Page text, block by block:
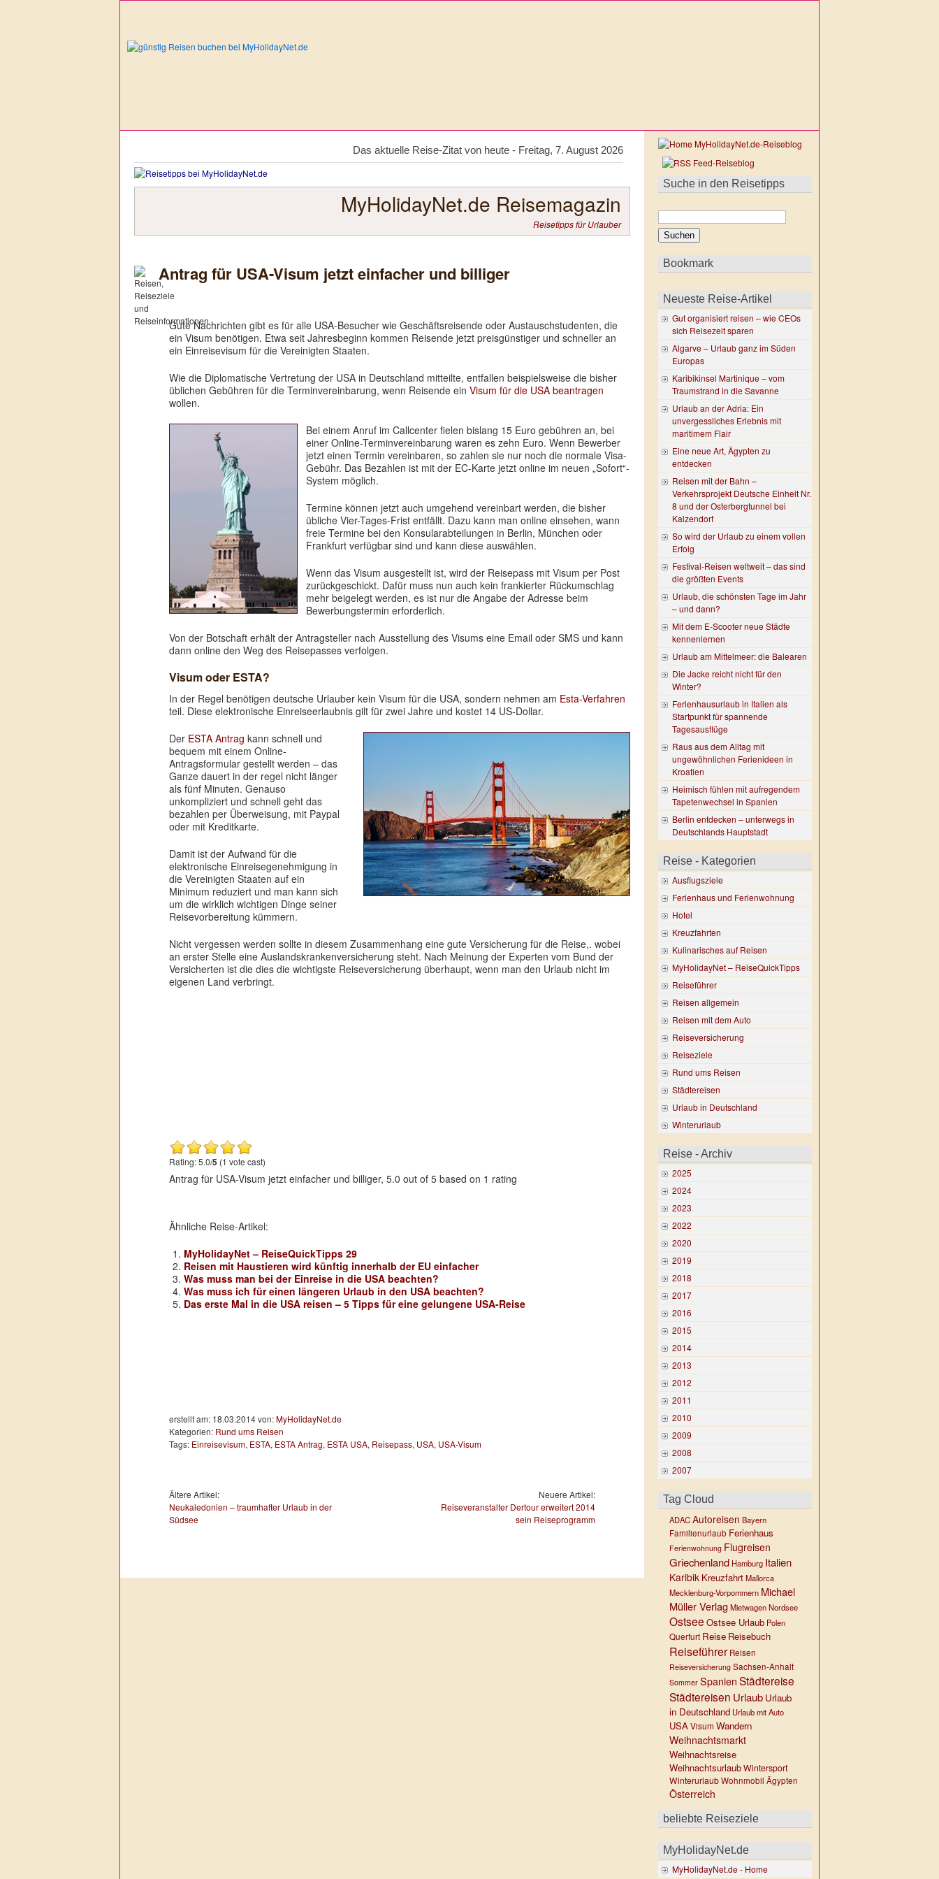
Das aktuelle Reise-Zitat von heute - Freitag, 7. August 2026
MyHolidayNet.de Reisemagazin
Reisetipps für Urlauber
Antrag für USA-Visum jetzt einfacher und billiger
Gute Nachrichten gibt es für alle USA-Besucher wie Geschäftsreisende oder Austauschstudenten, die
ein Visum benötigen. Etwa seit Jahresbeginn kommen Reisende jetzt preisgünstiger und schneller an
ein Einreisevisum für die Vereinigten Staaten.
Wie die Diplomatische Vertretung der USA in Deutschland mitteilte, entfallen beispielsweise die bisher
üblichen Gebühren für die Terminvereinbarung, wenn Reisende ein Visum für die USA beantragen
wollen.
Bei einem Anruf im Callcenter fielen bislang 15 Euro gebühren an, bei
einer Online-Terminvereinbarung waren es zehn Euro. Wenn Bewerber
jetzt einen Termin vereinbaren, so zahlen sie nur noch die normale Visa-
Gebühr. Das Bezahlen ist mit der EC-Karte jetzt online im neuen „Sofort“-
System möglich.
Termine können jetzt auch umgehend vereinbart werden, die bisher
übliche Vier-Tages-Frist entfällt. Dazu kann man online einsehen, wann
freie Termine bei den Konsularabteilungen in Berlin, München oder
Frankfurt verfügbar sind und kann diese auswählen.
Wenn das Visum ausgestellt ist, wird der Reisepass mit Visum per Post
zurückgeschickt. Dafür muss nun auch kein frankierter Rückumschlag
mehr beigelegt werden, es ist nur die Angabe der Adresse beim
Bewerbungstermin erforderlich.
Von der Botschaft erhält der Antragsteller nach Ausstellung des Visums eine Email oder SMS und kann
dann online den Weg des Reisepasses verfolgen.
Visum oder ESTA?
In der Regel benötigen deutsche Urlauber kein Visum für die USA, sondern nehmen am Esta-Verfahren
teil. Diese elektronische Einreiseerlaubnis gilt für zwei Jahre und kostet 14 US-Dollar.
Der ESTA Antrag kann schnell und
bequem mit einem Online-
Antragsformular gestellt werden – das
Ganze dauert in der regel nicht länger
als fünf Minuten. Genauso
unkompliziert und schnell geht das
bezahlen per Überweisung, mit Paypal
oder mit Kreditkarte.
Damit ist der Aufwand für die
elektronische Einreisegenehmigung in
die Vereinigten Staaten auf ein
Minimum reduziert und man kann sich
um die wirklich wichtigen Dinge seiner
Reisevorbereitung kümmern.
Nicht vergessen werden sollte in diesem Zusammenhang eine gute Versicherung für die Reise,. wobei
an erster Stelle eine Auslandskrankenversicherung steht. Nach Meinung der Experten vom Bund der
Versicherten ist die dies die wichtigste Reiseversicherung überhaupt, wenn man den Urlaub nicht im
eigenen Land verbringt.
Rating: 5.0/5 (1 vote cast)
Antrag für USA-Visum jetzt einfacher und billiger, 5.0 out of 5 based on 1 rating
Ähnliche Reise-Artikel:
MyHolidayNet – ReiseQuickTipps 29
Reisen mit Haustieren wird künftig innerhalb der EU einfacher
Was muss man bei der Einreise in die USA beachten?
Was muss ich für einen längeren Urlaub in den USA beachten?
Das erste Mal in die USA reisen – 5 Tipps für eine gelungene USA-Reise
erstellt am: 18.03.2014 von:MyHolidayNet.de
Kategorien: Rund ums Reisen
Tags: Einreisevisum, ESTA, ESTA Antrag, ESTA USA, Reisepass, USA, USA-Visum
Neuere Artikel:
Reiseveranstalter Dertour erweitert 2014
sein Reiseprogramm
Ältere Artikel:
Neukaledonien – traumhafter Urlaub in der
Südsee
Suche in den Reisetipps
Bookmark
Neueste Reise-Artikel
Gut organisiert reisen – wie CEOs
sich Reisezeit sparen
Algarve – Urlaub ganz im Süden
Europas
Karibikinsel Martinique – vom
Traumstrand in die Savanne
Urlaub an der Adria: Ein
unvergessliches Erlebnis mit
maritimem Flair
Eine neue Art, Ägypten zu
entdecken
Reisen mit der Bahn –
Verkehrsprojekt Deutsche Einheit Nr.
8 und der Osterbergtunnel bei
Kalzendorf
So wird der Urlaub zu einem vollen
Erfolg
Festival-Reisen weltweit – das sind
die größten Events
Urlaub, die schönsten Tage im Jahr
– und dann?
Mit dem E-Scooter neue Städte
kennenlernen
Urlaub am Mittelmeer: die Balearen
Die Jacke reicht nicht für den
Winter?
Ferienhausurlaub in Italien als
Startpunkt für spannende
Tagesausflüge
Raus aus dem Alltag mit
ungewöhnlichen Ferienideen in
Kroatien
Heimisch fühlen mit aufregendem
Tapetenwechsel in Spanien
Berlin entdecken – unterwegs in
Deutschlands Hauptstadt
Reise - Kategorien
Ausflugsziele
Ferienhaus und Ferienwohnung
Hotel
Kreuzfahrten
Kulinarisches auf Reisen
MyHolidayNet – ReiseQuickTipps
Reiseführer
Reisen allgemein
Reisen mit dem Auto
Reiseversicherung
Reiseziele
Rund ums Reisen
Städtereisen
Urlaub in Deutschland
Winterurlaub
Reise - Archiv
2025
2024
2023
2022
2020
2019
2018
2017
2016
2015
2014
2013
2012
2011
2010
2009
2008
2007
Tag Cloud
ADACAutoreisen Bayern
Familienurlaub Ferienhaus
Ferienwohnung Flugreisen
Griechenland Hamburg Italien
Karibik KreuzfahrtMallorca
Mecklenburg-Vorpommern Michael
Müller VerlagMietwagenNordsee
Ostsee Ostsee Urlaub Polen
Querfurt Reise Reisebuch
Reiseführer Reisen
Reiseversicherung Sachsen-Anhalt
Sommer Spanien Städtereise
Städtereisen Urlaub Urlaub
in Deutschland Urlaub mit Auto
USAVisum Wandern
Weihnachtsmarkt
Weihnachtsreise
WeihnachtsurlaubWintersport
WinterurlaubWohnmobil Ägypten
Österreich
beliebte Reiseziele
MyHolidayNet.de
MyHolidayNet.de - Home